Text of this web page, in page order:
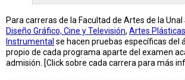
Para carreras de la Facultad de Artes de la
Diseño Gráfico, Cine y Televisión, Artes Plásticas
Instrumental se hacen pruebas específicas del
propio de cada programa aparte del examen
admisión. [Click sobre cada carrera para más